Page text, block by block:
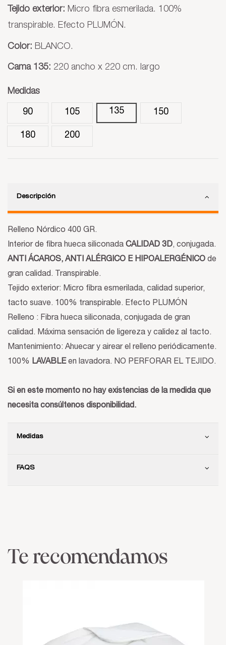
Tejido exterior: Micro fibra esmerilada. 100%
transpirable. Efecto PLUMÓN.
Color: BLANCO.
Cama 135: 220 ancho x 220 cm. largo
Medidas
90 105 135 150
180 200
Descripción
Relleno Nórdico 400 GR.
Interior de fibra hueca siliconada CALIDAD 3D, conjugada.
ANTI ÁCAROS, ANTI ALÉRGICO E HIPOALERGÉNICO de
gran calidad. Transpirable.
Tejido exterior: Micro fibra esmerilada, calidad superior,
tacto suave. 100% transpirable. Efecto PLUMÓN
Relleno : Fibra hueca siliconada, conjugada de gran
calidad. Máxima sensación de ligereza y calidez al tacto.
Mantenimiento: Ahuecar y airear el relleno periódicamente.
100% LAVABLEen lavadora. NO PERFORAR EL TEJIDO.
Si en este momento no hay existencias de la medida que
necesita consúltenos disponibilidad.
Medidas
FAQS
Te recomendamos